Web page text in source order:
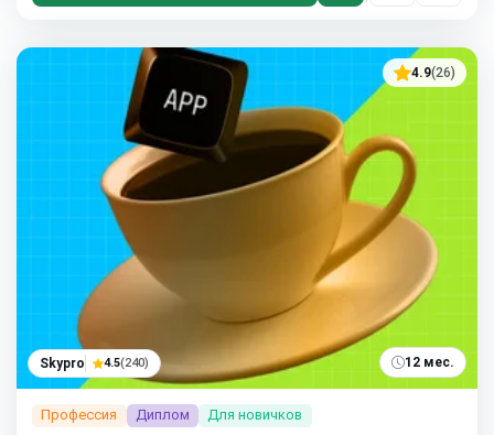
4.9(26)
Skypro 4.5(240) 12 мес.
Профессия Диплом Для новичков